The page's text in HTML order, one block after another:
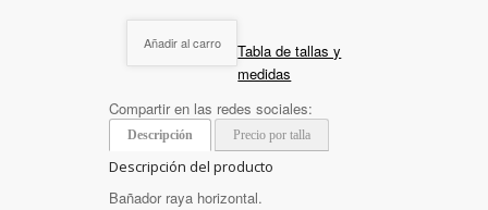
Añadir al carro
Tabla de tallas y
medidas
Compartir en las redes sociales:
Descripción Precio por talla
Descripción del producto
Bañador raya horizontal.